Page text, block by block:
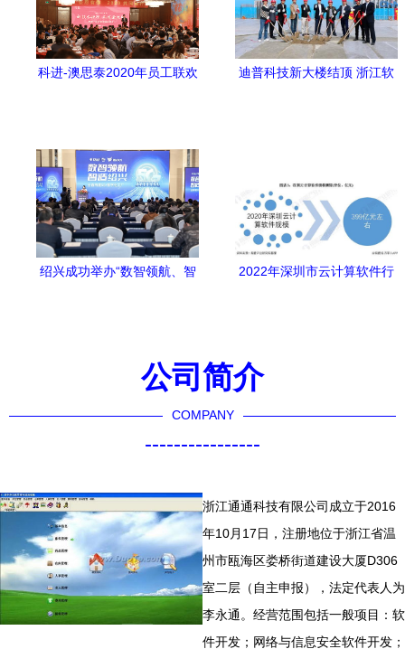
科进-澳思泰2020年员工联欢
迪普科技新大楼结顶 浙江软
绍兴成功举办“数智领航、智
2022年深圳市云计算软件行
公司简介
COMPANY
----------------
浙江通通科技有限公司成立于2016
年10月17日，注册地位于浙江省温
州市瓯海区娄桥街道建设大厦D306
室二层（自主申报），法定代表人为
李永通。经营范围包括一般项目：软
件开发；网络与信息安全软件开发；